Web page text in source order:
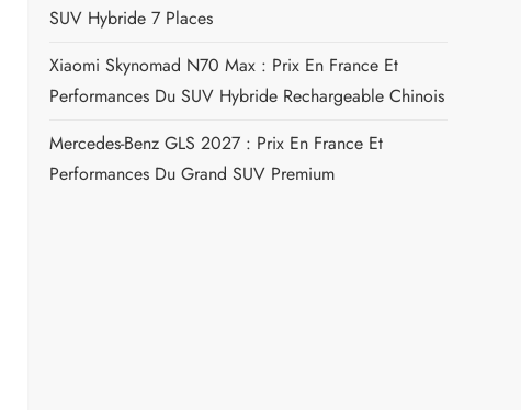
SUV Hybride 7 Places
Xiaomi Skynomad N70 Max : Prix En France Et
Performances Du SUV Hybride Rechargeable Chinois
Mercedes-Benz GLS 2027 : Prix En France Et
Performances Du Grand SUV Premium